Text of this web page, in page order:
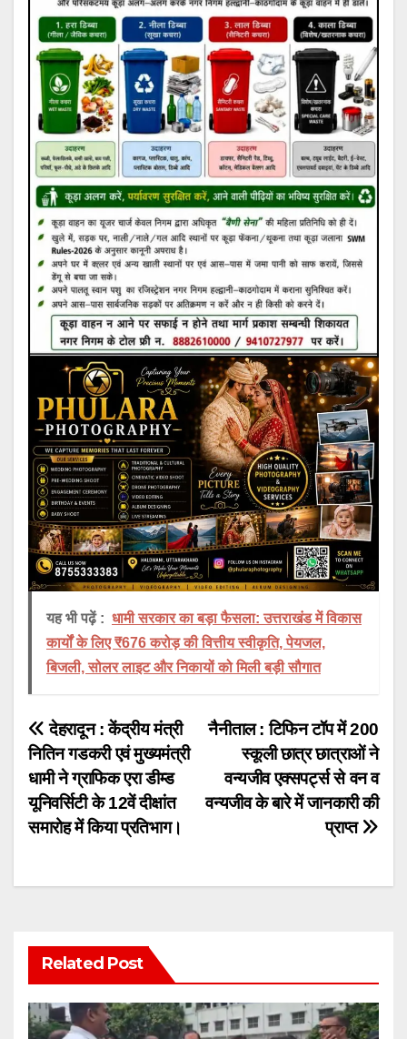
यह भी पढ़ें : धामी सरकार का बड़ा फैसला: उत्तराखंड में विकास
कार्यों के लिए ₹676 करोड़ की वित्तीय स्वीकृति, पेयजल,
बिजली, सोलर लाइट और निकायों को मिली बड़ी सौगात
Post
navigation
नैनीताल : टिफिन टॉप में 200
स्कूली छात्र छात्राओं ने
वन्यजीव एक्सपर्ट्स से वन व
वन्यजीव के बारे में जानकारी की
प्राप्त
देहरादून : केंद्रीय मंत्री
नितिन गडकरी एवं मुख्यमंत्री
धामी ने ग्राफिक एरा डीम्ड
यूनिवर्सिटी के 12वें दीक्षांत
समारोह में किया प्रतिभाग।
Related Post